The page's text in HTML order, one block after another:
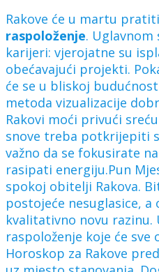
Rakove će u martu pratiti
raspoloženje. Uglavnom
karijeri: vjerojatne su
obećavajući projekti.
će se u bliskoj
metoda vizualizacije
Rakovi moći privući
snove treba potkrijepiti
važno da se fokusirate
rasipati energiju.Pun
spokoj obitelji Rakova.
postojeće nesuglasice,
kvalitativno novu
raspoloženje koje će sve
Horoskop za Rakove